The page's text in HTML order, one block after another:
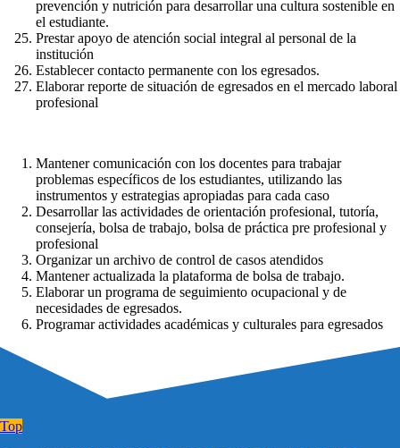
prevención y nutrición para desarrollar una cultura sostenible en
el estudiante.
Prestar apoyo de atención social integral al personal de la
institución
Establecer contacto permanente con los egresados.
Elaborar reporte de situación de egresados en el mercado laboral
profesional
Mantener comunicación con los docentes para trabajar
problemas específicos de los estudiantes, utilizando las
instrumentos y estrategias apropiadas para cada caso
Desarrollar las actividades de orientación profesional, tutoría,
consejería, bolsa de trabajo, bolsa de práctica pre profesional y
profesional
Organizar un archivo de control de casos atendidos
Mantener actualizada la plataforma de bolsa de trabajo.
Elaborar un programa de seguimiento ocupacional y de
necesidades de egresados.
Programar actividades académicas y culturales para egresados
Top